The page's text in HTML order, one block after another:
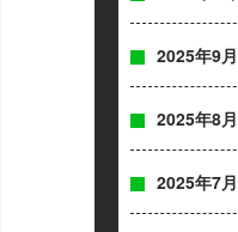
2025年9月
2025年8月
2025年7月